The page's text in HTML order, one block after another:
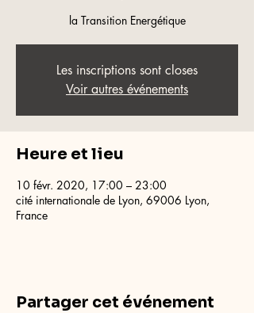
la Transition Energétique
Les inscriptions sont closes
Voir autres événements
Heure et lieu
10 févr. 2020, 17:00 – 23:00
cité internationale de Lyon, 69006 Lyon,
France
Partager cet événement